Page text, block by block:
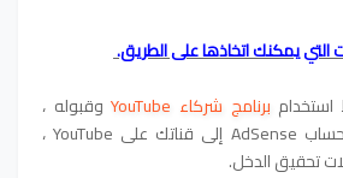
برنامج شركاء YouTube
وقبوله ،
وتحتاج إلى طلب رابط حساب AdSense إلى قناتك على YouTube ،
تحقيق الدخل.